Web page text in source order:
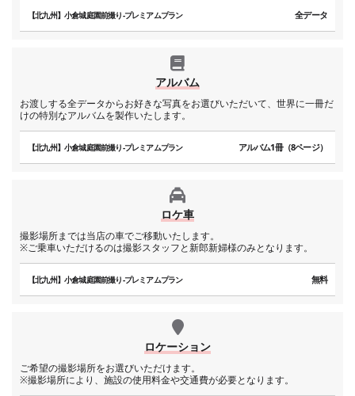
【北九州】小倉城庭園前撮り-プレミアムプラン 全データ
アルバム
お渡しする全データからお好きな写真をお選びいただいて、世界に一冊だ
けの特別なアルバムを製作いたします。
【北九州】小倉城庭園前撮り-プレミアムプラン アルバム1冊（8ページ）
ロケ車
撮影場所までは当店の車でご移動いたします。
※ご乗車いただけるのは撮影スタッフと新郎新婦様のみとなります。
【北九州】小倉城庭園前撮り-プレミアムプラン 無料
ロケーション
ご希望の撮影場所をお選びいただけます。
※撮影場所により、施設の使用料金や交通費が必要となります。